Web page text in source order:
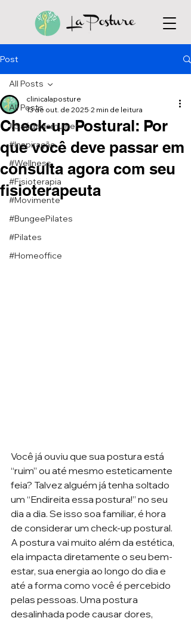
Post
All Posts
#Saúdedamulher
#Inspiração
#Wellness
#Fisioterapia
#Movimente
#BungeePilates
#Pilates
#Homeoffice
All Posts
Check-up Postural: Por
que você deve passar em
consulta agora com seu
fisioterapeuta
clinicalaposture
13 de out. de 2025 2 min de leitura
Você já ouviu que sua postura está
“ruim” ou até mesmo esteticamente
feia? Talvez alguém já tenha soltado
um “Endireita essa postura!” no seu
dia a dia. Se isso soa familiar, é hora
de considerar um check-up postural.
A postura vai muito além da estética,
ela impacta diretamente o seu bem-
estar, sua energia ao longo do dia e
até a forma como você é percebido
pelas pessoas. Uma postura
desalinhada pode causar dores,